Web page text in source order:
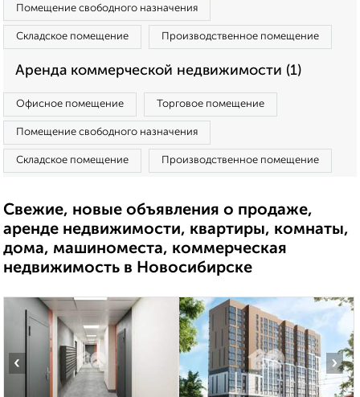
Помещение свободного назначения
Складское помещение Производственное помещение
Аренда коммерческой недвижимости (1)
Офисное помещение Торговое помещение
Помещение свободного назначения
Складское помещение Производственное помещение
Свежие, новые объявления о продаже,
аренде недвижимости, квартиры, комнаты,
дома, машиноместа, коммерческая
недвижимость в Новосибирске
‹ ›